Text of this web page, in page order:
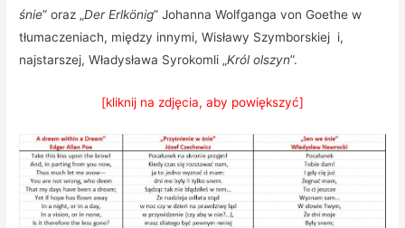
śnie” oraz „Der Erlkönig” Johanna Wolfganga von Goethe w
tłumaczeniach, między innymi, Wisławy Szymborskiej i,
najstarszej, Władysława Syrokomli „Król olszyn”.
[kliknij na zdjęcia, aby powiększyć]